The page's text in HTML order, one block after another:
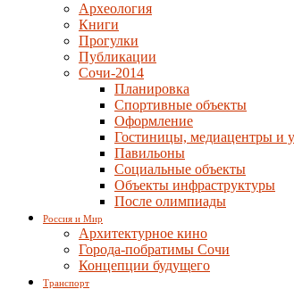
Археология
Книги
Прогулки
Публикации
Сочи-2014
Планировка
Спортивные объекты
Оформление
Гостиницы, медиацентры и
Павильоны
Социальные объекты
Объекты инфраструктуры
После олимпиады
Россия и Мир
Архитектурное кино
Города-побратимы Сочи
Концепции будущего
Транспорт